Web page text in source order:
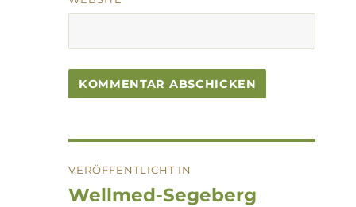
VERÖFFENTLICHT IN
Wellmed-Segeberg